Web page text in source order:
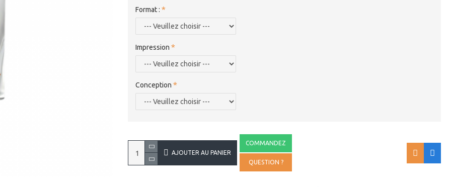
Format :
Impression
Conception
AJOUTER AU PANIER
COMMANDEZ
QUESTION ?